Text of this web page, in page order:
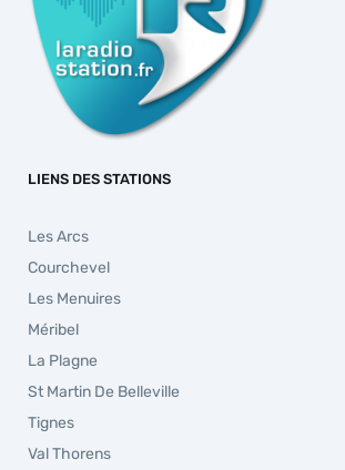
LIENS DES STATIONS
Les Arcs
Courchevel
Les Menuires
Méribel
La Plagne
St Martin De Belleville
Tignes
Val Thorens